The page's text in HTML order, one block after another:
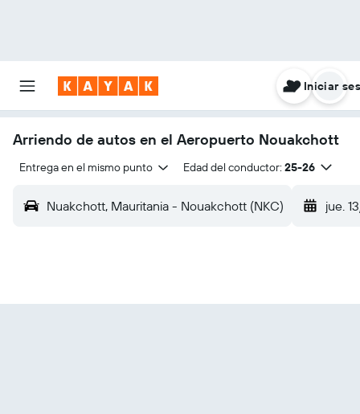
Iniciar
Arriendo de autos en el Aeropuerto Nouakchott
Entrega en el mismo punto Edad del conductor: 25-26
Nuakchott, Mauritania - Nouakchott (NKC) jue.